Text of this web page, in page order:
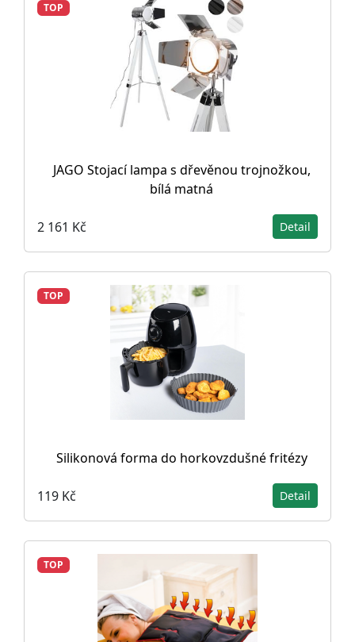
TOP
JAGO Stojací lampa s dřevěnou trojnožkou,
bílá matná
2 161 Kč Detail
TOP
Silikonová forma do horkovzdušné fritézy
119 Kč Detail
TOP